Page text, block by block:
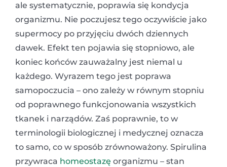
ale systematycznie, poprawia się kondycja
organizmu. Nie poczujesz tego oczywiście jako
supermocy po przyjęciu dwóch dziennych
dawek. Efekt ten pojawia się stopniowo, ale
koniec końców zauważalny jest niemal u
każdego. Wyrazem tego jest poprawa
samopoczucia – ono zależy w równym stopniu
od poprawnego funkcjonowania wszystkich
tkanek i narządów. Zaś poprawnie, to w
terminologii biologicznej i medycznej oznacza
to samo, co w sposób zrównoważony. Spirulina
przywraca homeostazę organizmu – stan